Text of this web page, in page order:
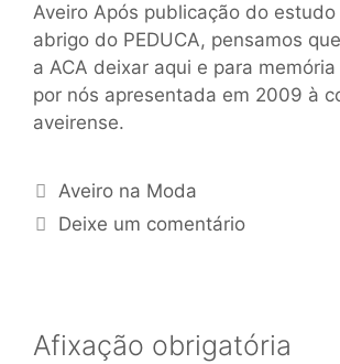
Aveiro Após publicação do
abrigo do PEDUCA, pensamos
a ACA deixar aqui e para
por nós apresentada em 2009 à
aveirense.
Aveiro na Moda
Deixe um comentário
Afixação obrigatória